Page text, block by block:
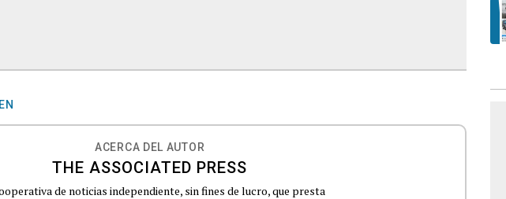
ACERCA DEL AUTOR
THE ASSOCIATED PRESS
de noticias independiente, sin fines de lucro, que presta